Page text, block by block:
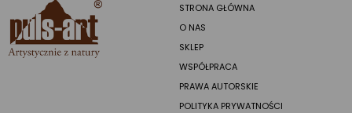
STRONA GŁÓWNA
O NAS
SKLEP
WSPÓŁPRACA
PRAWA AUTORSKIE
POLITYKA PRYWATNOŚCI